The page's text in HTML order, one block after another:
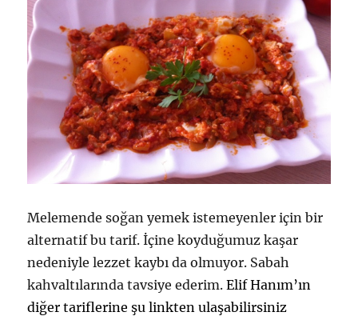
Melemende soğan yemek istemeyenler için bir
alternatif bu tarif. İçine koyduğumuz kaşar
nedeniyle lezzet kaybı da olmuyor. Sabah
kahvaltılarında tavsiye ederim.Elif Hanım’ın
diğer tariflerine şu linkten ulaşabilirsiniz